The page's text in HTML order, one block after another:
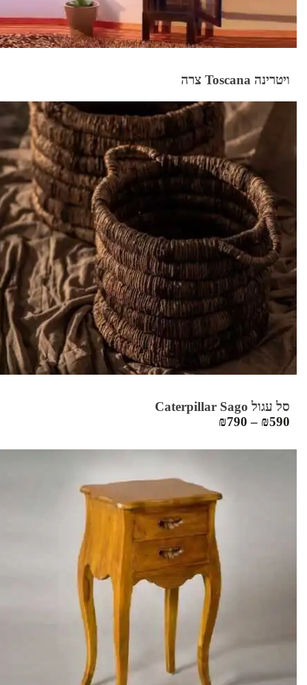
ויטרינה Toscana צרה
סל עגול Caterpillar Sago
₪590
–
₪790